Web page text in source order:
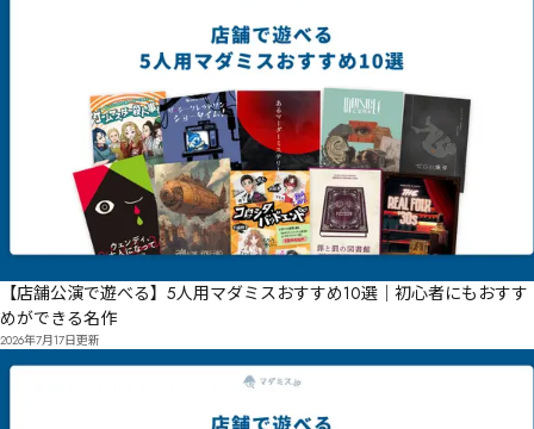
【店舗公演で遊べる】5人用マダミスおすすめ10選｜初心者にもおすす
めができる名作
2026年7月17日更新